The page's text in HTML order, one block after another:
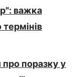
важка
поразку у